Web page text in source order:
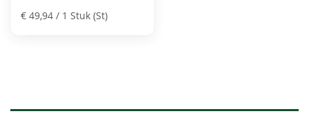
€ 49,94 / 1 Stuk (St)